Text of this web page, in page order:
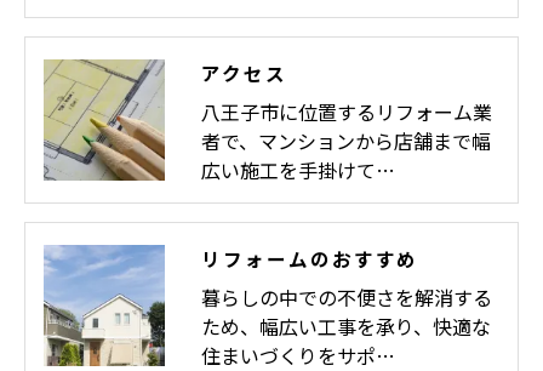
アクセス
八王子市に位置するリフォーム業
者で、マンションから店舗まで幅
広い施工を手掛けて…
リフォームのおすすめ
暮らしの中での不便さを解消する
ため、幅広い工事を承り、快適な
住まいづくりをサポ…